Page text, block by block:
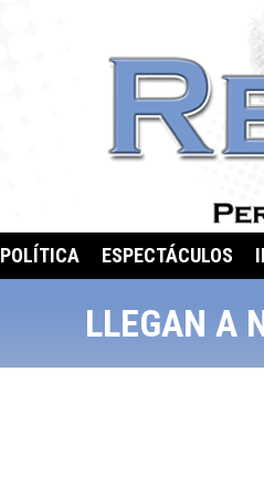
POLÍTICA ESPECTÁCULOS
LLEGAN A